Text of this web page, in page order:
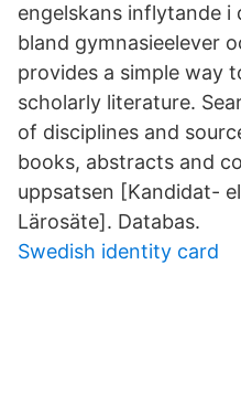
engelskans inflytande i
bland gymnasieelever
provides a simple way
scholarly literature.
of disciplines and
books, abstracts and
uppsatsen [Kandidat-
Lärosäte]. Databas.
Swedish identity card